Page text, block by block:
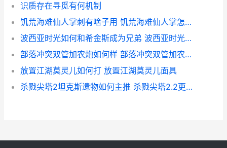
识质存在寻觅有何机制
饥荒海难仙人掌刺有啥子用 饥荒海难仙人掌怎样无伤带走
波西亚时光如何和希金斯成为兄弟 波西亚时光如何快速升级
部落冲突双管加农炮如何样 部落冲突双管加农炮还能变单管吗
放置江湖莫灵儿如何打 放置江湖莫灵儿面具
杀戮尖塔2坦克斯遗物如何主推 杀戮尖塔2.2更新内容